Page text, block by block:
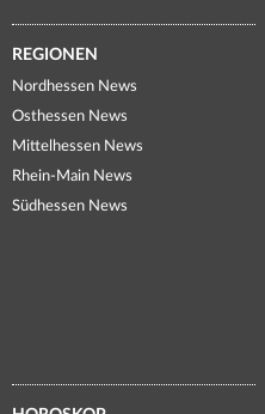
REGIONEN
Nordhessen News
Osthessen News
Mittelhessen News
Rhein-Main News
Südhessen News